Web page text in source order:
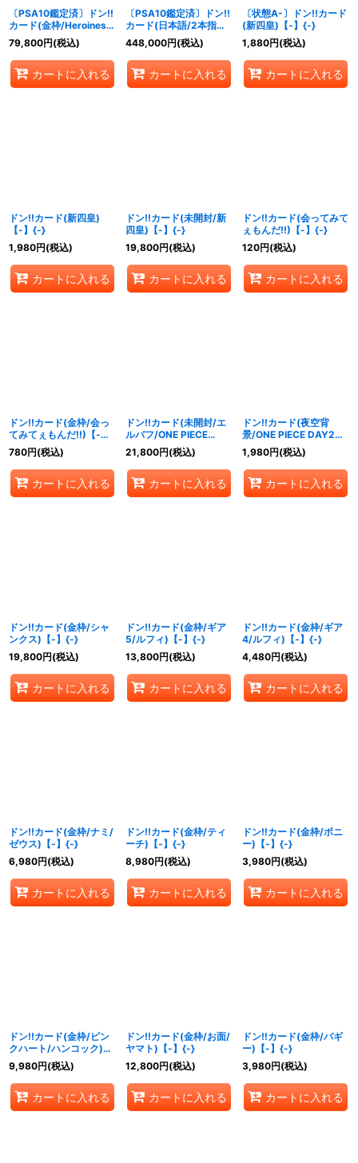
〔PSA10鑑定済〕ドン!!
カード(金枠/Heroines
Special Set)【-】{-}
79,800円(税込)
カートに入れる
〔PSA10鑑定済〕ドン!!
カード(日本語/2本指ピ
ース/CS2024ワールド
ファイナル/モンキー・
D・ルフィ)【-】{-}
448,000円(税込)
カートに入れる
〔状態A-〕ドン!!カード
(新四皇)【-】{-}
1,880円(税込)
カートに入れる
ドン!!カード(新四皇)
【-】{-}
1,980円(税込)
カートに入れる
ドン!!カード(未開封/新
四皇)【-】{-}
19,800円(税込)
カートに入れる
ドン!!カード(会ってみて
ぇもんだ!!)【-】{-}
120円(税込)
カートに入れる
ドン!!カード(金枠/会っ
てみてぇもんだ!!)【-】
{-}
780円(税込)
カートに入れる
ドン!!カード(未開封/エ
ルバフ/ONE PIECE
DAY25)【-】{-}
21,800円(税込)
カートに入れる
ドン!!カード(夜空背
景/ONE PIECE DAY25)
【-】{-}
1,980円(税込)
カートに入れる
ドン!!カード(金枠/シャ
ンクス)【-】{-}
19,800円(税込)
カートに入れる
ドン!!カード(金枠/ギア
5/ルフィ)【-】{-}
13,800円(税込)
カートに入れる
ドン!!カード(金枠/ギア
4/ルフィ)【-】{-}
4,480円(税込)
カートに入れる
ドン!!カード(金枠/ナミ/
ゼウス)【-】{-}
6,980円(税込)
カートに入れる
ドン!!カード(金枠/ティ
ーチ)【-】{-}
8,980円(税込)
カートに入れる
ドン!!カード(金枠/ボニ
ー)【-】{-}
3,980円(税込)
カートに入れる
ドン!!カード(金枠/ピン
クハート/ハンコック)
【-】{-}
9,980円(税込)
カートに入れる
ドン!!カード(金枠/お面/
ヤマト)【-】{-}
12,800円(税込)
カートに入れる
ドン!!カード(金枠/バギ
ー)【-】{-}
3,980円(税込)
カートに入れる